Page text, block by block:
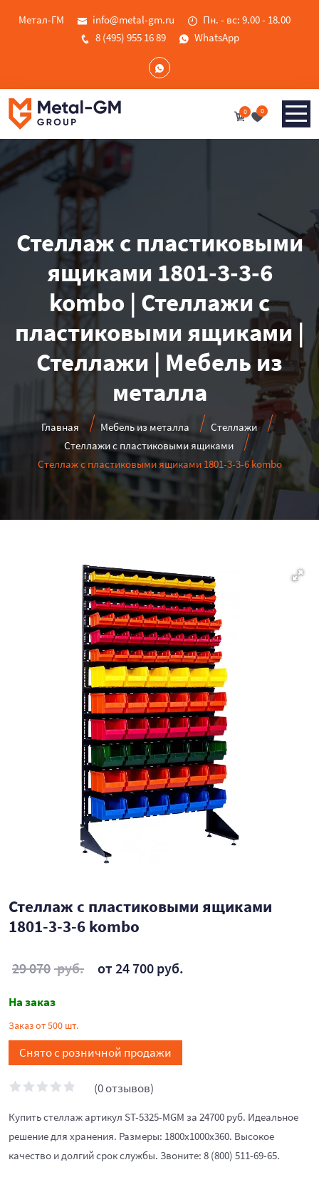
Метал-ГМ info@metal-gm.ru
Пн. - вс: 9.00 - 18.00
8 (495) 955 16 89
WhatsApp
0 0
Стеллаж с пластиковыми
ящиками 1801-3-3-6
kombo | Стеллажи с
пластиковыми ящиками |
Стеллажи | Мебель из
металла
Главная Мебель из металла
Стеллажи
Стеллажи с пластиковыми ящиками
Стеллаж с пластиковыми ящиками 1801-3-3-6 kombo
Стеллаж с пластиковыми ящиками
1801-3-3-6 kombo
29 070 руб. от 24 700 руб.
На заказ
Заказ от 500 шт.
Снято с розничной продажи
(0 отзывов)
Купить стеллаж артикул ST-5325-MGM за 24700 руб. Идеальное
решение для хранения. Размеры: 1800x1000x360. Высокое
качество и долгий срок службы. Звоните: 8 (800) 511-69-65.